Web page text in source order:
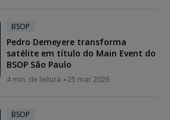
BSOP
Pedro Demeyere transforma
satélite em título do Main Event do
BSOP São Paulo
4 min. de leitura 25 mar 2026
BSOP